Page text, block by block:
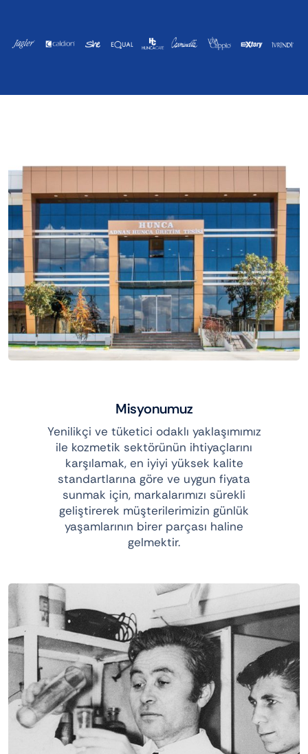
Misyonumuz
Yenilikçi ve tüketici odaklı yaklaşımımız
ile kozmetik sektörünün ihtiyaçlarını
karşılamak, en iyiyi yüksek kalite
standartlarına göre ve uygun fiyata
sunmak için, markalarımızı sürekli
geliştirerek müşterilerimizin günlük
yaşamlarının birer parçası haline
gelmektir.